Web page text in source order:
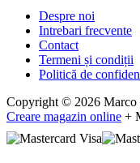
Despre noi
Intrebari frecvente
Contact
Termeni și condiții
Politică de
Copyright © 2026 Marco
Creare magazin online +